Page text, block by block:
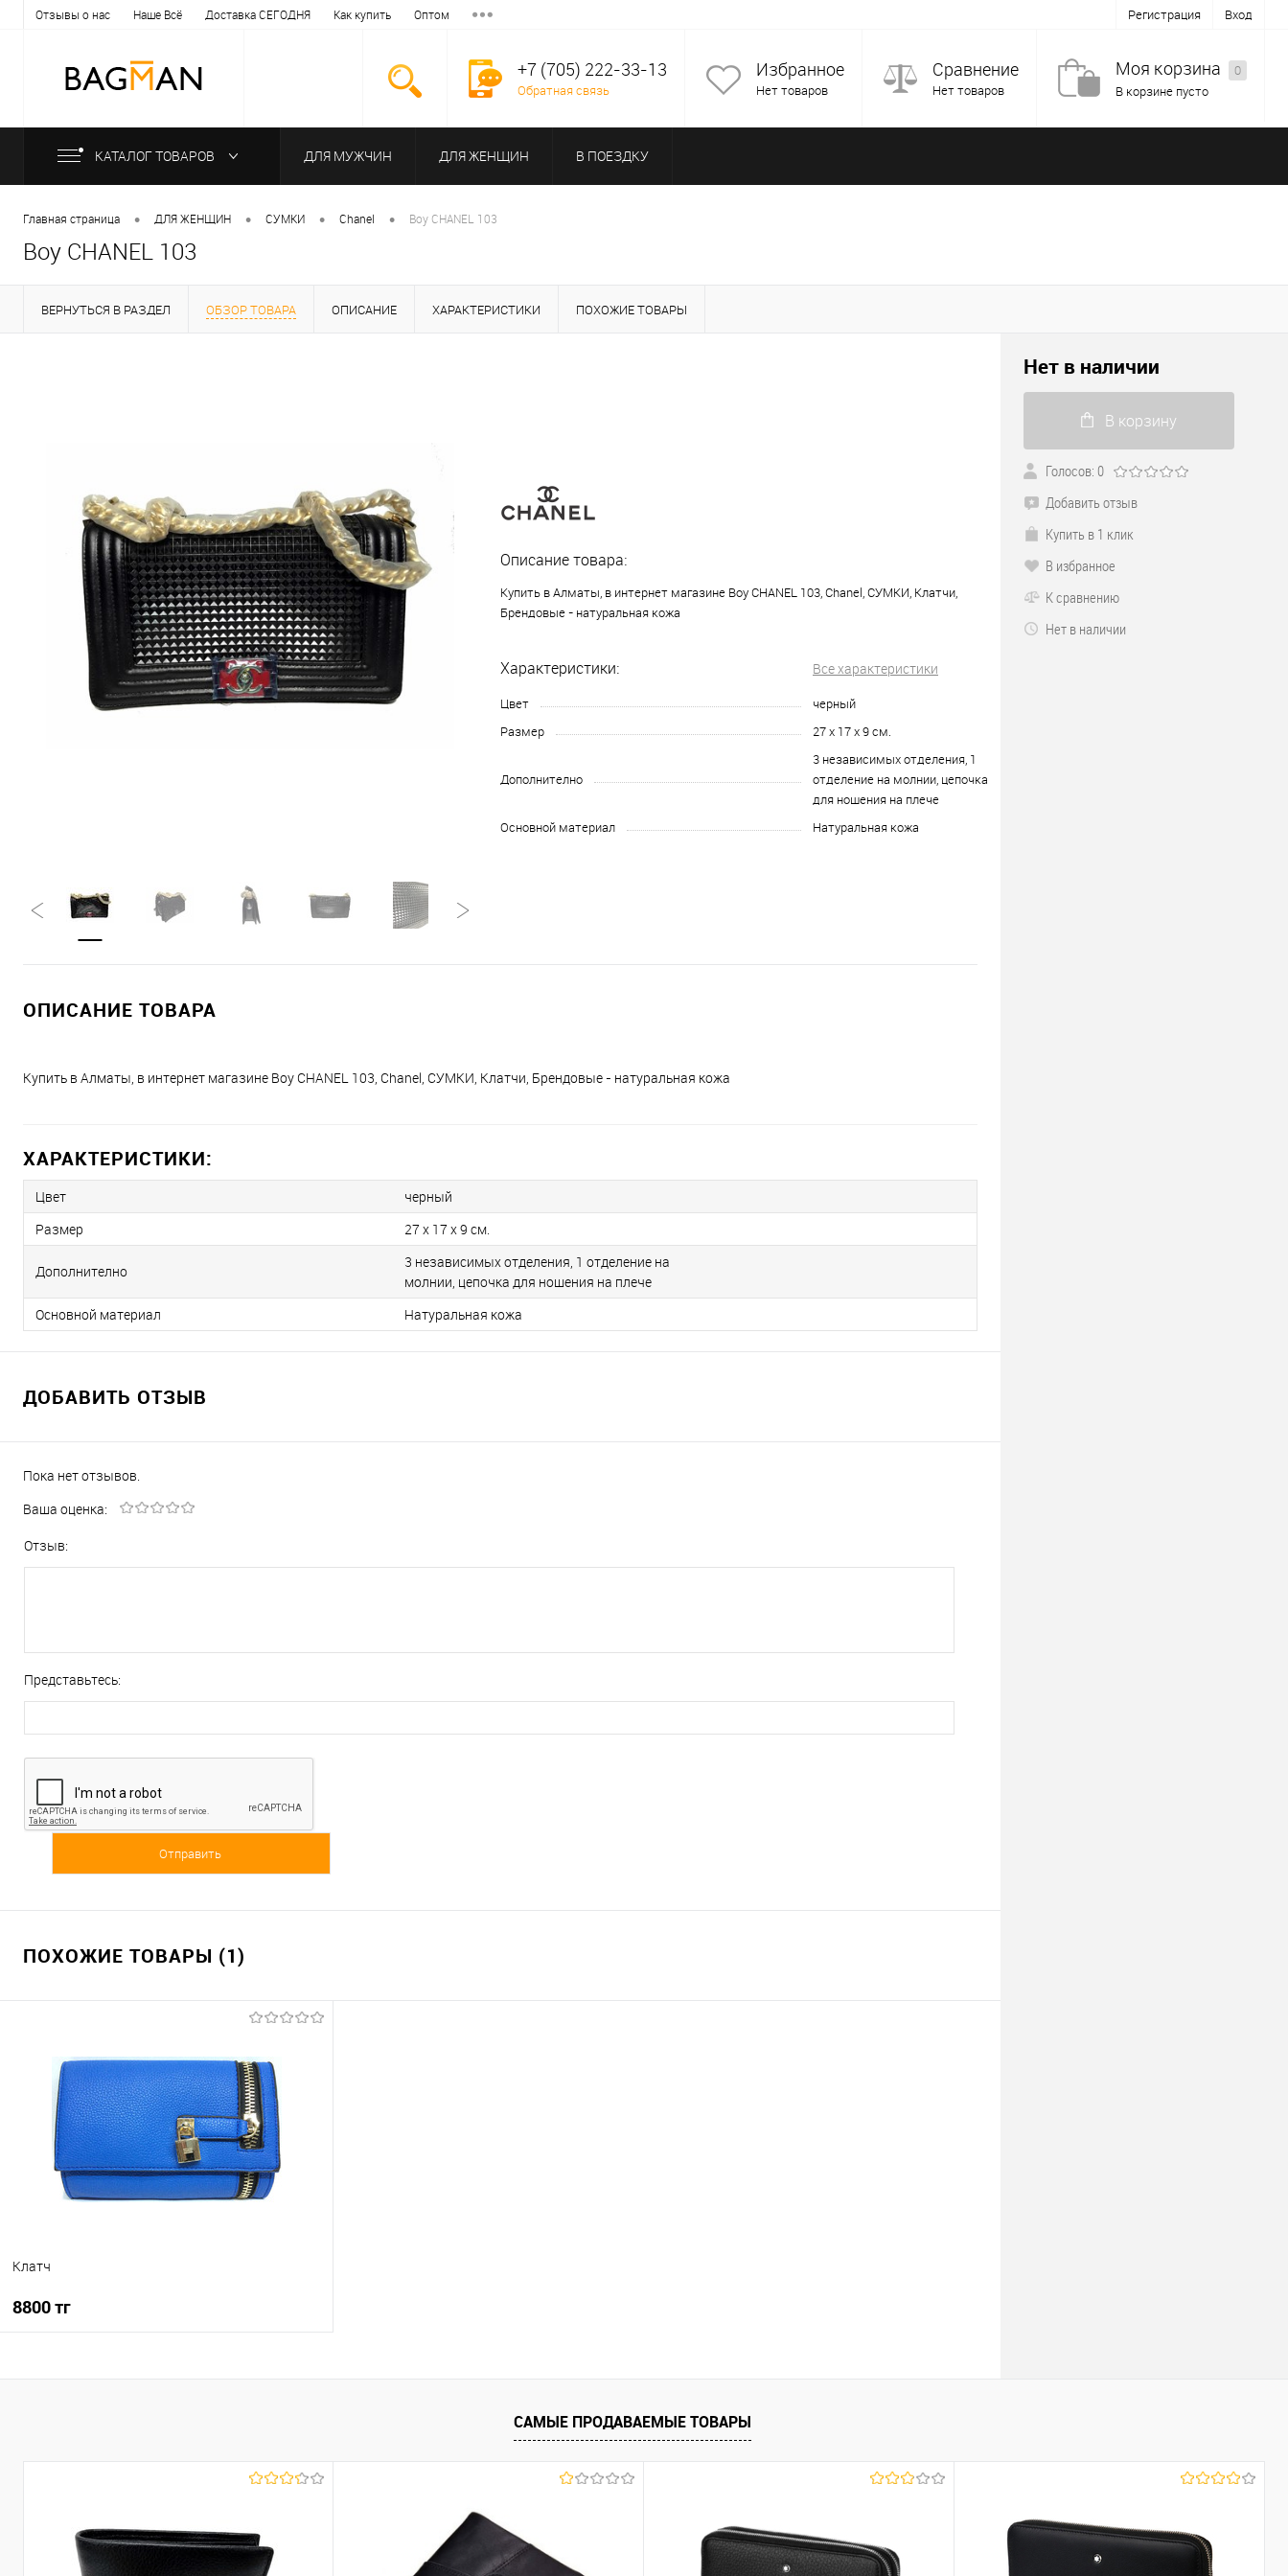
Отзывы о нас Наше Всё Доставка СЕГОДНЯ Как купить Оптом Регистрация Вход
+7 (705) 222-33-13
Обратная связь
Избранное
Нет товаров
Сравнение
Нет товаров
Моя корзина
0
В корзине пусто
КАТАЛОГ ТОВАРОВ ДЛЯ МУЖЧИН ДЛЯ ЖЕНЩИН В ПОЕЗДКУ
Главная страница • ДЛЯ ЖЕНЩИН • СУМКИ • Chanel • Boy CHANEL 103
Boy CHANEL 103
ВЕРНУТЬСЯ В РАЗДЕЛ ОБЗОР ТОВАРА ОПИСАНИЕ ХАРАКТЕРИСТИКИ ПОХОЖИЕ ТОВАРЫ
Описание товара:
Купить в Алматы, в интернет магазине Boy CHANEL 103, Chanel, СУМКИ, Клатчи,
Брендовые - натуральная кожа
Характеристики: Все характеристики
Цвет
черный
Размер
27 х 17 x 9 см.
Дополнително
3 независимых отделения, 1
отделение на молнии, цепочка
для ношения на плече
Основной материал
Натуральная кожа
ОПИСАНИЕ ТОВАРА
Купить в Алматы, в интернет магазине Boy CHANEL 103, Chanel, СУМКИ, Клатчи, Брендовые - натуральная кожа
ХАРАКТЕРИСТИКИ:
Цвет
черный
Размер
27 х 17 x 9 см.
Дополнително
3 независимых отделения, 1 отделение на
молнии, цепочка для ношения на плече
Основной материал
Натуральная кожа
ДОБАВИТЬ ОТЗЫВ
Пока нет отзывов.
Ваша оценка:
Отзыв:
Представьтесь:
ПОХОЖИЕ ТОВАРЫ (1)
Клатч
8800 тг
Нет в наличии
В корзину
Голосов: 0
Добавить отзыв
Купить в 1 клик
В избранное
К сравнению
Нет в наличии
САМЫЕ ПРОДАВАЕМЫЕ ТОВАРЫ